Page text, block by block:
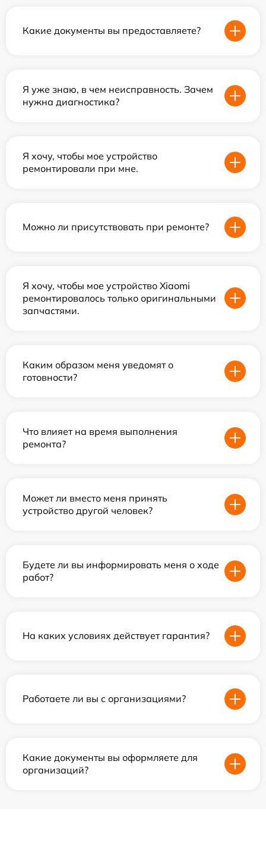
Какие документы вы предоставляете?
Я уже знаю, в чем неисправность. Зачем
нужна диагностика?
Я хочу, чтобы мое устройство
ремонтировали при мне.
Можно ли присутствовать при ремонте?
Я хочу, чтобы мое устройство Xiaomi
ремонтировалось только оригинальными
запчастями.
Каким образом меня уведомят о
готовности?
Что влияет на время выполнения
ремонта?
Может ли вместо меня принять
устройство другой человек?
Будете ли вы информировать меня о ходе
работ?
На каких условиях действует гарантия?
Работаете ли вы с организациями?
Какие документы вы оформляете для
организаций?